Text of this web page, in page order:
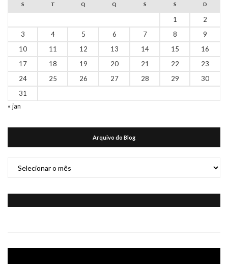
S T Q Q S S D
1
2
3
4 5 6 7 8
9
10
11 12 13 14 15
16
17
18 19 20 21 22
23
24
25 26 27 28 29
30
31
« jan
Arquivo do Blog